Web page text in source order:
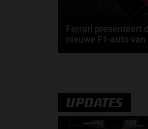
Ferrari presenteert
nieuwe F1-auto
doorJarlo van der Vloed
UPDATES